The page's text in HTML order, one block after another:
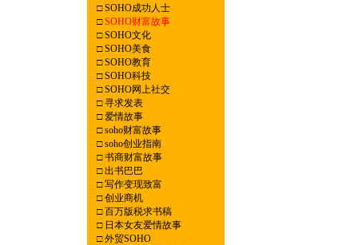
□SOHO成功人士
□ SOHO财富故事
□SOHO文化
□SOHO美食
□SOHO教育
□SOHO科技
□SOHO网上社交
□寻求发表
□爱情故事
□soho财富故事
□soho创业指南
□书商财富故事
□出书巴巴
□写作变现致富
□创业商机
□百万版税求书稿
□日本女友爱情故事
□外贸SOHO